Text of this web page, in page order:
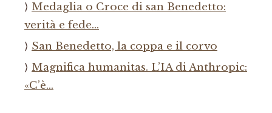
Medaglia o Croce di san Benedetto:
verità e fede…
San Benedetto, la coppa e il corvo
Magnifica humanitas. L’IA di Anthropic:
«C’è…